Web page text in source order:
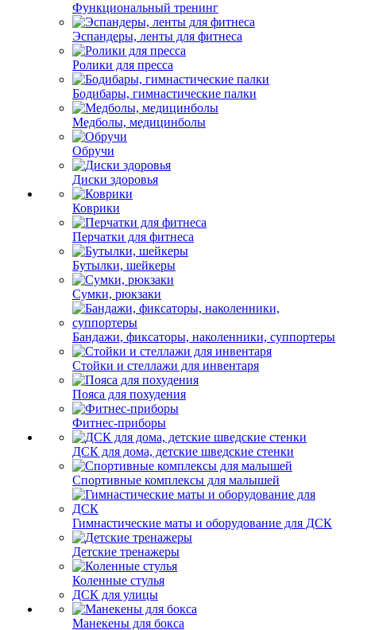
Функциональный тренинг
Эспандеры, ленты для фитнеса
Ролики для пресса
Бодибары, гимнастические палки
Медболы, медицинболы
Обручи
Диски здоровья
Коврики
Перчатки для фитнеса
Бутылки, шейкеры
Сумки, рюкзаки
Бандажи, фиксаторы, наколенники, суппортеры
Стойки и стеллажи для инвентаря
Пояса для похудения
Фитнес-приборы
ДСК для дома, детские шведские стенки
Спортивные комплексы для малышей
Гимнастические маты и оборудование для ДСК
Детские тренажеры
Коленные стулья
ДСК для улицы
Манекены для бокса